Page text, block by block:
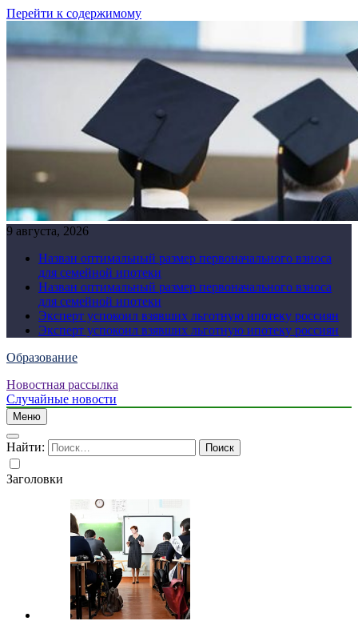
Перейти к содержимому
9 августа, 2026
Назван оптимальный размер первоначального взноса
для семейной ипотеки
Назван оптимальный размер первоначального взноса
для семейной ипотеки
Эксперт успокоил взявших льготную ипотеку россиян
Эксперт успокоил взявших льготную ипотеку россиян
Образование
Новостная рассылка
Случайные новости
Меню
Найти:
Заголовки